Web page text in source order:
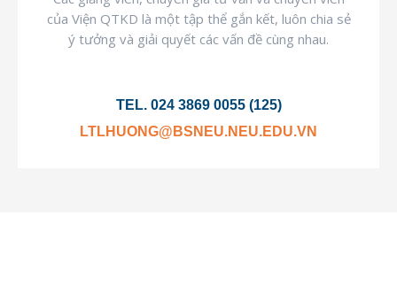
của Viện QTKD là một tập thể gắn kết, luôn chia sẻ
ý tưởng và giải quyết các vấn đề cùng nhau.
TEL. 024 3869 0055 (125)
LTLHUONG@BSNEU.NEU.EDU.VN